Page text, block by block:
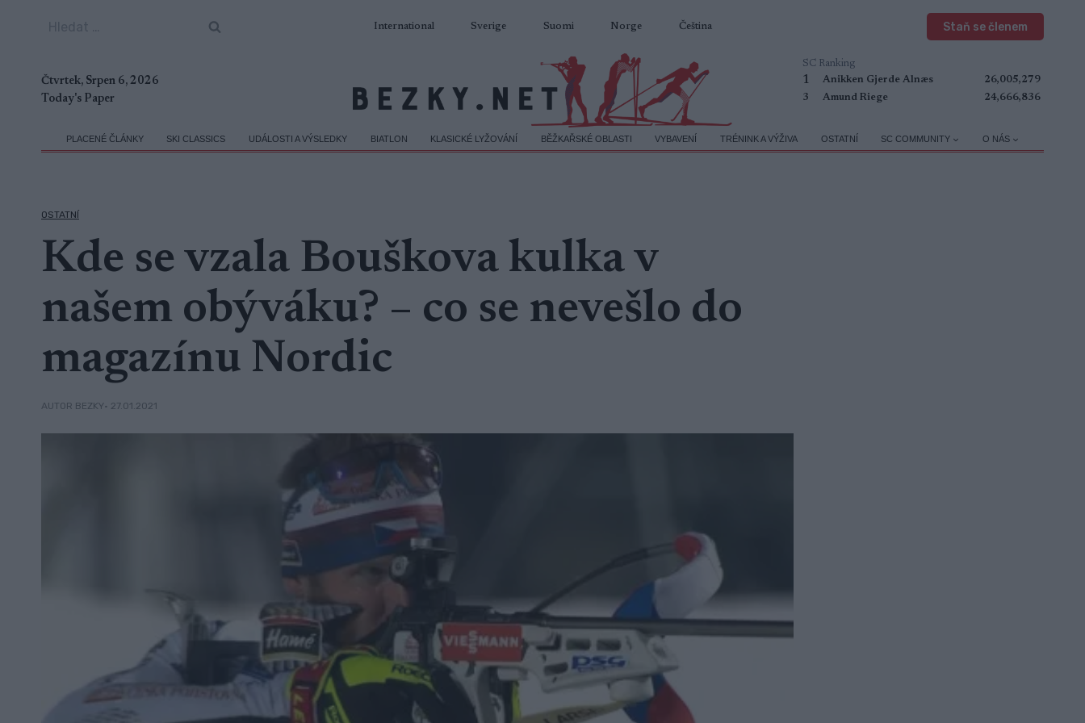
International Sverige Suomi Norge Čeština Staň se členem
Čtvrtek, Srpen 6, 2026
Today's Paper
SC Ranking
1 Anikken Gjerde Alnæs
26,005,279
3
Amund Riege 24,666,836
PLACENÉ ČLÁNKY SKI CLASSICS UDÁLOSTI A VÝSLEDKY BIATLON KLASICKÉ LYŽOVÁNÍ BĚŽKAŘSKÉ OBLASTI VYBAVENÍ TRÉNINK A VÝŽIVA OSTATNÍ SC COMMUNITY O NÁS
OSTATNÍ
Kde se vzala Bouškova kulka v
našem obýváku? – co se nevešlo do
magazínu Nordic
AUTOR BEZKY• 27.01.2021